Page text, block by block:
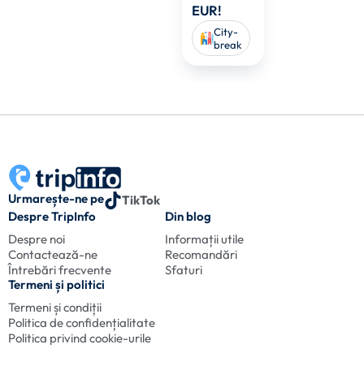
EUR!
City-
break
Urmarește-ne pe
TikTok
Despre TripInfo
Despre noi
Contactează-ne
Întrebări frecvente
Din blog
Informații utile
Recomandări
Sfaturi
Termeni și politici
Termeni și condiții
Politica de confidențialitate
Politica privind cookie-urile